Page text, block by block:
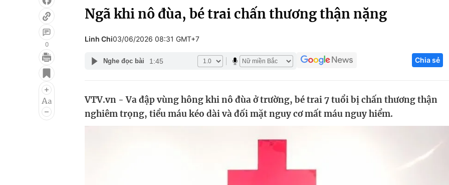
Điện ảnh
Âm nhạc
Làm đẹp
Giáo dục
Học trực tuyến
Công nghệ
Sản phẩm
Thị trường
0
Ngã khi nô đùa, bé trai chấn thương thận nặng
Linh Chi03/06/2026 08:31 GMT+7
Nghe đọc bài 1:45 Chia sẻ
VTV.vn - Va đập vùng hông khi nô đùa ở trường, bé trai 7 tuổi bị chấn thương thận
nghiêm trọng, tiểu máu kéo dài và đối mặt nguy cơ mất máu nguy hiểm.